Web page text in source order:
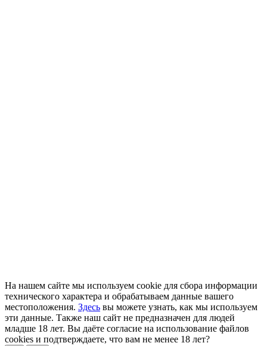
На нашем сайте мы используем cookie для сбора информации
технического характера и обрабатываем данные вашего
местоположения. Здесь вы можете узнать, как мы используем
эти данные. Также наш сайт не предназначен для людей
младше 18 лет. Вы даёте согласие на использование файлов
cookies и подтверждаете, что вам не менее 18 лет?